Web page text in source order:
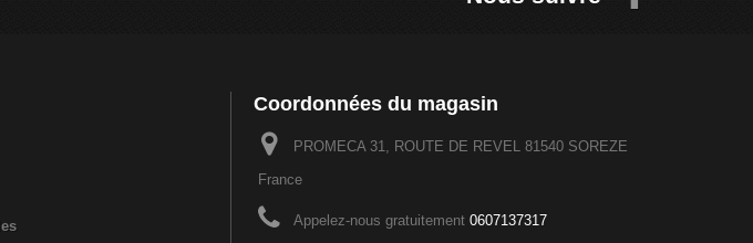
Coordonnées du magasin
PROMECA 31, ROUTE DE REVEL 81540 SOREZE
France
Appelez-nous gratuitement 0607137317